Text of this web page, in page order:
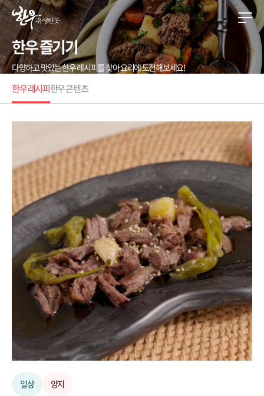
한우 즐기기
다양하고 맛있는 한우 레시피를 찾아 요리에 도전해보세요!
한우 레시피한우 콘텐츠
일상 양지